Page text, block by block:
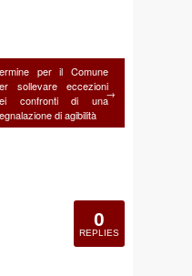
per il Comune
sollevare eccezioni
confronti di una
di agibilità
→
0
REPLIES